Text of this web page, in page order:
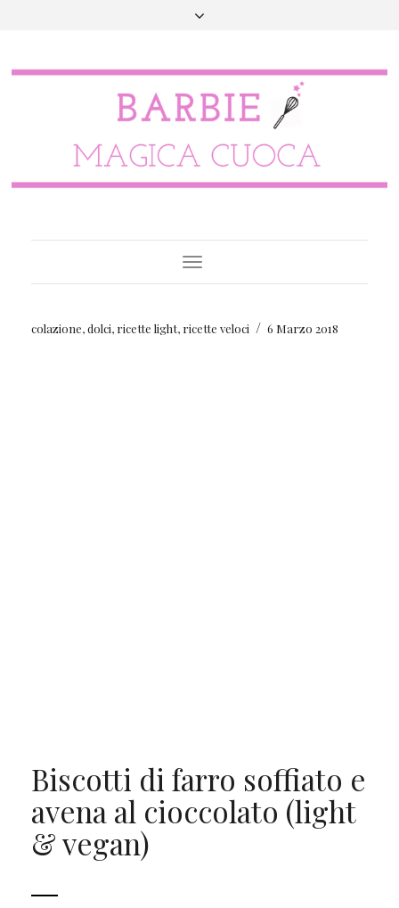
Toggle
Navigation
colazione,dolci, ricette light, ricette veloci / 6 Marzo 2018
Biscotti di farro soffiato e
avena al cioccolato (light
& vegan)